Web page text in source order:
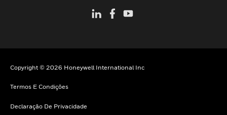
Copyright © 2026 Honeywell International Inc
Termos E Condições
Declaração De Privacidade